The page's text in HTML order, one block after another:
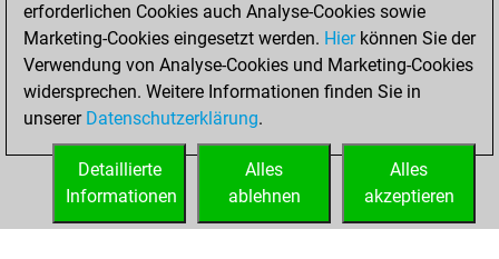
Tactics
You
solved 7 tactics
positions
You achieved
tactics positions
erforderlichen Cookies auch Analyse-Cookies sowie
Marketing-Cookies eingesetzt werden. Hierkönnen Sie der
Verwendung von Analyse-Cookies und Marketing-Cookies
widersprechen. Weitere Informationen finden Sie in
unserer Datenschutzerklärung.
Alles
akzeptieren
Alles
ablehnen
Detaillierte
Informationen